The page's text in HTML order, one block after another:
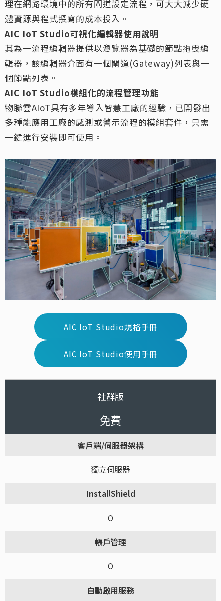
理在網路環境中的所有閘道設定流程，可大大減少硬
體資源與程式撰寫的成本投入。
AIC IoT Studio可視化編輯器使用說明
其為一流程編輯器提供以瀏覽器為基礎的節點拖曳編
輯器，該編輯器介面有一個閘道(Gateway)列表與一
個節點列表。
AIC IoT Studio模組化的流程管理功能
物聯雲AIoT具有多年導入智慧工廠的經驗，已開發出
多種能應用工廠的感測或警示流程的模組套件，只需
一鍵進行安裝即可使用。
AIC IoT Studio規格手冊
AIC IoT Studio使用手冊
社群版
免費
客戶端/伺服器架構
獨立伺服器
InstallShield
O
帳戶管理
O
自動啟用服務